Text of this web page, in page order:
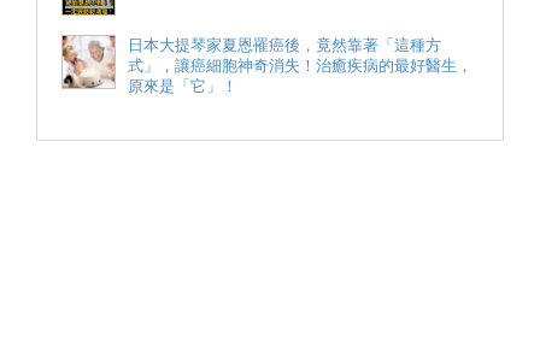
日本大提琴家夏恩罹癌後，竟然靠著「這種方
式」，讓癌細胞神奇消失！治癒疾病的最好醫生，
原來是「它」！